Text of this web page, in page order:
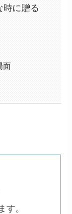
時に贈る
面
す。